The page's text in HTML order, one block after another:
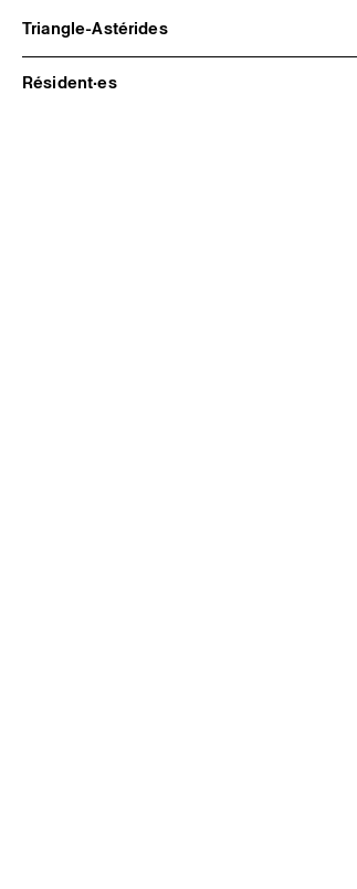
Triangle-Astérides
Centre d’art contemporain
d’intérêt national
et résidence internationale d'artistes
Résident·es